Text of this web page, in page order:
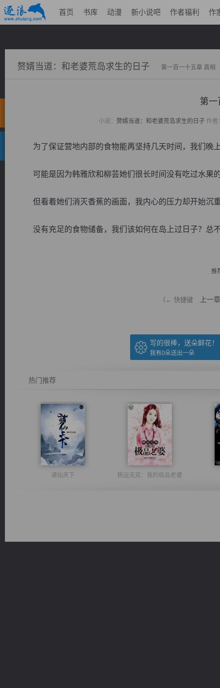
首页 书库 动漫 新小说吧 作者福利 作
赘婿当道：和老婆荒岛求生的日子 第一百一十五章 真相
第一
小说： 赘婿当道：和老婆荒岛求生的日子作者
为了保证营地内部的食物能再坚持几天时间，我们晚
可能是因为韩雅欣和柳芸她们很长时间没有吃过水果
但看着她们消灭香蕉的画面，我内心的压力却开始沉
没有充足的食物储备，我们该如何在岛上过日子？总
推
（← 快捷键 上一章
写的很棒，送朵鲜花！
我有0朵送出一朵
热门推荐
诸仙天下 桃运无双：我的极品老婆